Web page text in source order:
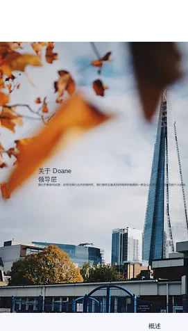
关于 Doane
领导层
我们不断获得反馈，证明与我们合作的独特性。我们独特且极具协作精神的氛围由一群全心全意致力于您成功的个人组成。
概述